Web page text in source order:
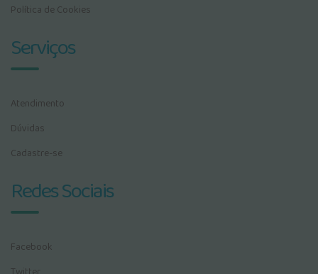
Política de Cookies
Serviços
Atendimento
Dúvidas
Cadastre-se
Redes Sociais
Facebook